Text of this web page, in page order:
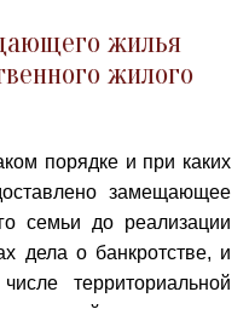
жилья
жилого
порядке и при каких
замещающее
семьи до реализации
дела о банкротстве, и
территориальной